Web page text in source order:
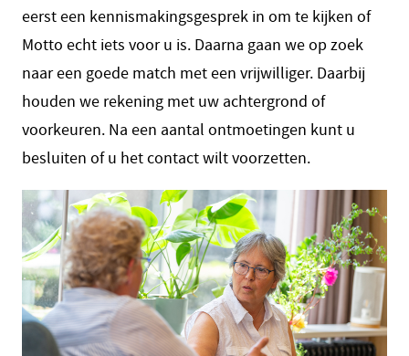
eerst een kennismakingsgesprek in om te kijken of
Motto echt iets voor u is. Daarna gaan we op zoek
naar een goede match met een vrijwilliger. Daarbij
houden we rekening met uw achtergrond of
voorkeuren. Na een aantal ontmoetingen kunt u
besluiten of u het contact wilt voorzetten.